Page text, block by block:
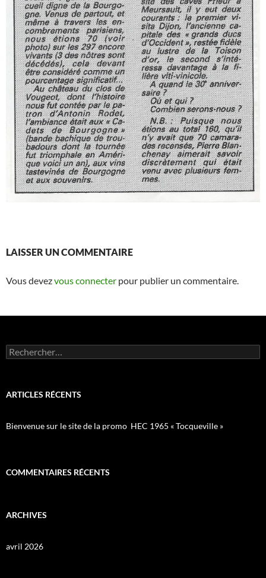
LAISSER UN COMMENTAIRE
Vous devezvous connecter pour publier un commentaire.
Rechercher :
ARTICLES RÉCENTS
Bienvenue sur le site de la promo HEC 1965 « Tocqueville »
COMMENTAIRES RÉCENTS
ARCHIVES
avril 2026